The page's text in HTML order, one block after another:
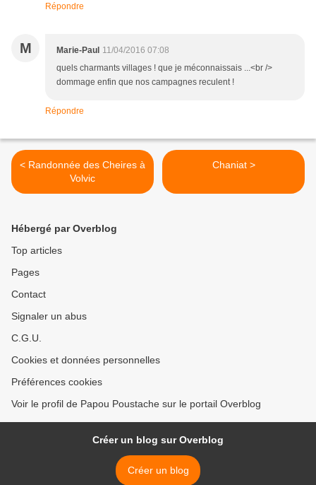
Répondre
M Marie-Paul 11/04/2016 07:08
quels charmants villages ! que je méconnaissais ...<br />
dommage enfin que nos campagnes reculent !
Répondre
< Randonnée des Cheires à
Volvic
Chaniat >
Hébergé par Overblog
Top articles
Pages
Contact
Signaler un abus
C.G.U.
Cookies et données personnelles
Préférences cookies
Voir le profil de Papou Poustache sur le portail Overblog
Créer un blog sur Overblog
Créer un blog